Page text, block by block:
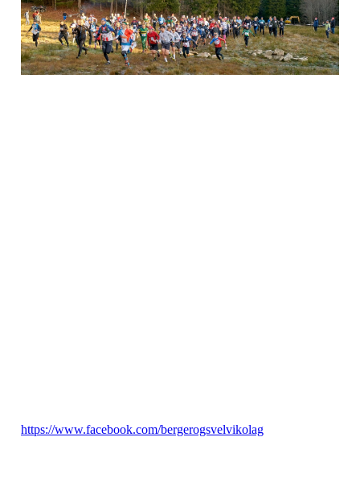
https://www.facebook.com/bergerogsvelvikolag